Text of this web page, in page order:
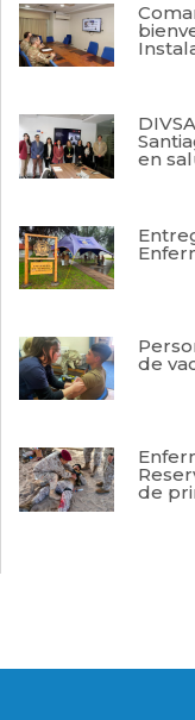
en
de
de